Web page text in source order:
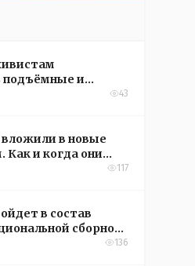
подъёмные и
Казахстана
43
в новые
Как и когда они
117
в состав
сборной
136